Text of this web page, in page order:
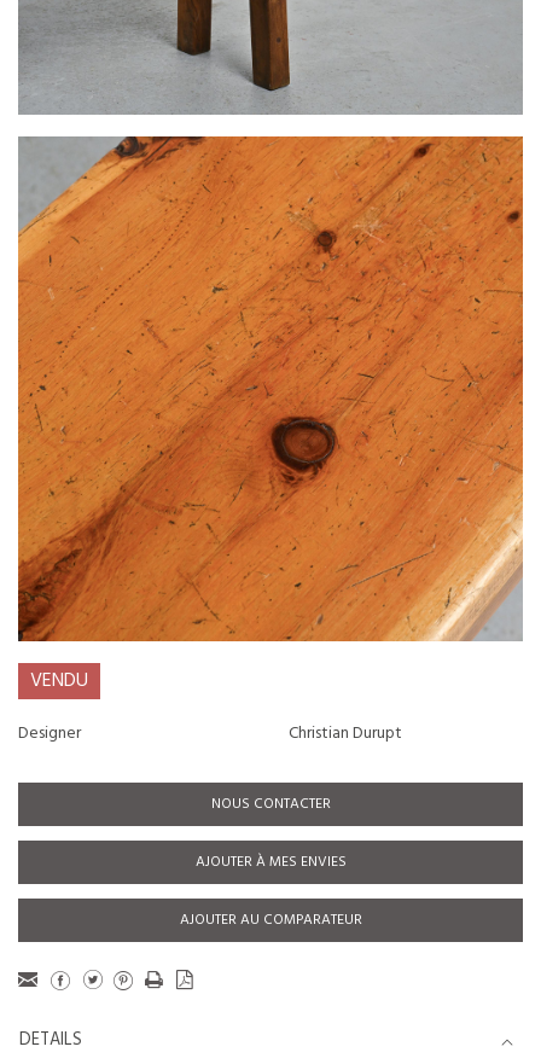
VENDU
Designer Christian Durupt
NOUS CONTACTER
AJOUTER À MES ENVIES
AJOUTER AU COMPARATEUR
DETAILS